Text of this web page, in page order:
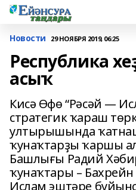
Новости 29 НОЯБРЯ 2019, 06:25
Республика
асыҡ
Кисә Өфө “Рәсәй —
стратегик ҡараш
ултырышында
ҡунаҡтарҙы ҡаршы
Башлығы Радий
ҡунаҡтары –
Ислам эштәре